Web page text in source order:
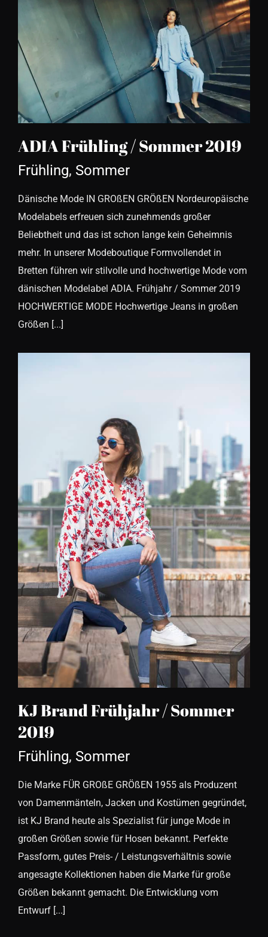
ADIA Frühling / Sommer
2019
ADIA Frühling / Sommer 2019
Frühling, Sommer
Dänische Mode IN GROßEN GRÖßEN Nordeuropäische
Modelabels erfreuen sich zunehmends großer
Beliebtheit und das ist schon lange kein Geheimnis
mehr. In unserer Modeboutique Formvollendet in
Bretten führen wir stilvolle und hochwertige Mode vom
dänischen Modelabel ADIA. Frühjahr / Sommer 2019
HOCHWERTIGE MODE Hochwertige Jeans in großen
Größen [...]
KJ Brand Frühjahr / Sommer
2019
KJ Brand Frühjahr / Sommer
2019
Frühling, Sommer
Die Marke FÜR GROßE GRÖßEN 1955 als Produzent
von Damenmänteln, Jacken und Kostümen gegründet,
ist KJ Brand heute als Spezialist für junge Mode in
großen Größen sowie für Hosen bekannt. Perfekte
Passform, gutes Preis- / Leistungsverhältnis sowie
angesagte Kollektionen haben die Marke für große
Größen bekannt gemacht. Die Entwicklung vom
Entwurf [...]